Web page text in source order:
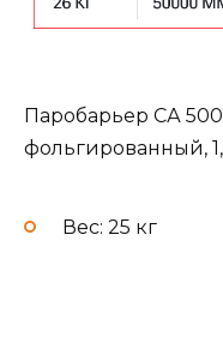
Паробарьер СА
фольгированный,
Вес: 25 кг